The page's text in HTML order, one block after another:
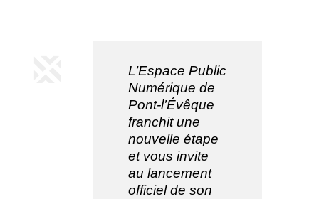
L’Espace Public
Numérique de
Pont-l’Évêque
franchit une
nouvelle étape
et vous invite
au lancement
officiel de son